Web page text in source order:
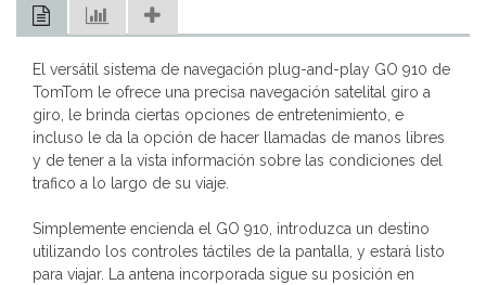
El versátil sistema de navegación plug-and-play GO 910 de
TomTom le ofrece una precisa navegación satelital giro a
giro, le brinda ciertas opciones de entretenimiento, e
incluso le da la opción de hacer llamadas de manos libres
y de tener a la vista información sobre las condiciones del
trafico a lo largo de su viaje.
Simplemente encienda el GO 910, introduzca un destino
utilizando los controles táctiles de la pantalla, y estará listo
para viajar. La antena incorporada sigue su posición en